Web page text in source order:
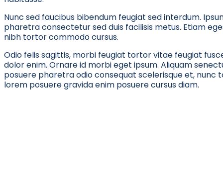
Nunc sed faucibus bibendum feugiat sed interdum.
pharetra consectetur sed duis facilisis metus. Etiam
nibh tortor commodo cursus.
Odio felis sagittis, morbi feugiat tortor vitae feugiat
dolor enim. Ornare id morbi eget ipsum. Aliquam
posuere pharetra odio consequat scelerisque et,
lorem posuere gravida enim posuere cursus diam.